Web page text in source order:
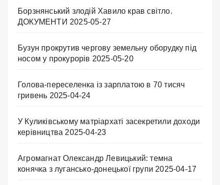
Борзнянський злодій Хавило крав світло.
ДОКУМЕНТИ 2025-05-27
Бузун прокрутив чергову земельну оборудку під
носом у прокурорів 2025-05-20
Голова-переселенка із зарплатою в 70 тисяч
гривень 2025-04-24
У Куликівському матріархаті засекретили доходи
керівництва 2025-04-23
Агромагнат Олександр Левицький: темна
конячка з лугансько-донецької групи 2025-04-17